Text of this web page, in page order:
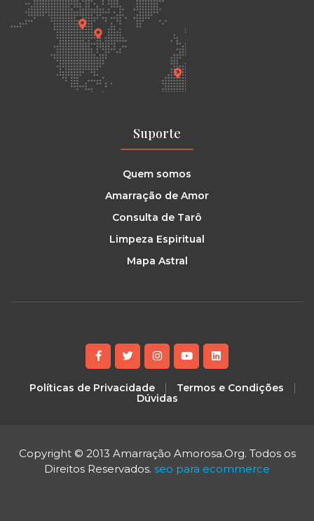
Suporte
Quem somos
Amarração de Amor
Consulta de Tarô
Limpeza Espiritual
Mapa Astral
Políticas de Privacidade
Termos e Condições
Dúvidas
Copyright © 2013 Amarração Amorosa.Org. Todos os
Direitos Reservados. seo para ecommerce